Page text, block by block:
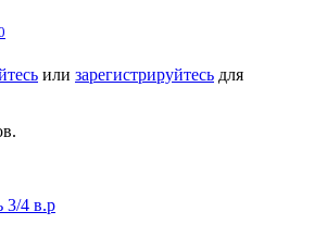
или зарегистрируйтесь для
3/4 в.р